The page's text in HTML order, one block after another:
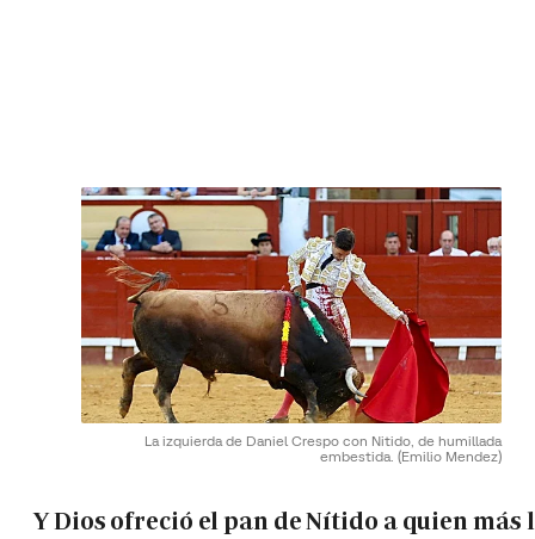
La izquierda de Daniel Crespo con Nitido, de humillada
embestida. (Emilio Mendez)
Y Dios ofreció el pan de Nítido a quien más